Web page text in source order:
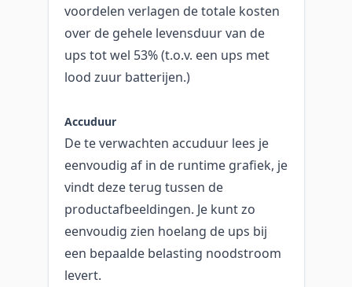
voordelen verlagen de totale kosten
over de gehele levensduur van de
ups tot wel 53% (t.o.v. een ups met
lood zuur batterijen.)
Accuduur
De te verwachten accuduur lees je
eenvoudig af in de runtime grafiek, je
vindt deze terug tussen de
productafbeeldingen. Je kunt zo
eenvoudig zien hoelang de ups bij
een bepaalde belasting noodstroom
levert.